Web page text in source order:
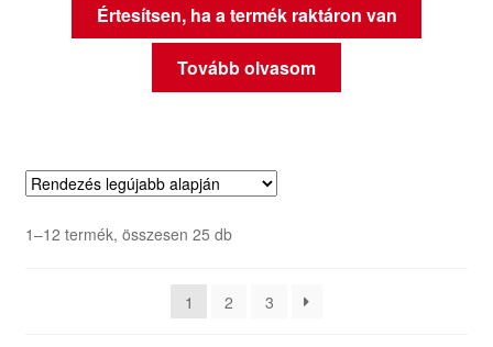
Értesítsen, ha a termék raktáron van
Tovább olvasom
1–12 termék, összesen 25 dbSorted
1
2 3